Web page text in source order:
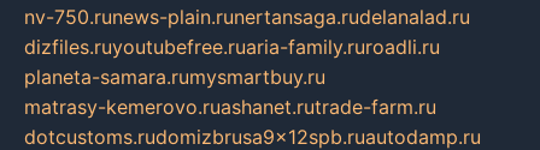
nv-750.runews-plain.runertansaga.rudelanalad.ru
dizfiles.ruyoutubefree.ruaria-family.ruroadli.ru
planeta-samara.rumysmartbuy.ru
matrasy-kemerovo.ruashanet.rutrade-farm.ru
dotcustoms.rudomizbrusa9x12spb.ruautodamp.ru